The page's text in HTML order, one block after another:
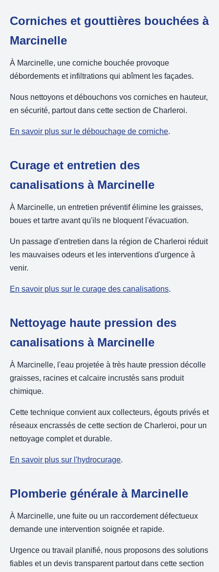
Corniches et gouttières bouchées à
Marcinelle
À Marcinelle, une corniche bouchée provoque
débordements et infiltrations qui abîment les façades.
Nous nettoyons et débouchons vos corniches en hauteur,
en sécurité, partout dans cette section de Charleroi.
En savoir plus sur le débouchage de corniche.
Curage et entretien des
canalisations à Marcinelle
À Marcinelle, un entretien préventif élimine les graisses,
boues et tartre avant qu'ils ne bloquent l'évacuation.
Un passage d'entretien dans la région de Charleroi réduit
les mauvaises odeurs et les interventions d'urgence à
venir.
En savoir plus sur le curage des canalisations.
Nettoyage haute pression des
canalisations à Marcinelle
À Marcinelle, l'eau projetée à très haute pression décolle
graisses, racines et calcaire incrustés sans produit
chimique.
Cette technique convient aux collecteurs, égouts privés et
réseaux encrassés de cette section de Charleroi, pour un
nettoyage complet et durable.
En savoir plus sur l'hydrocurage.
Plomberie générale à Marcinelle
À Marcinelle, une fuite ou un raccordement défectueux
demande une intervention soignée et rapide.
Urgence ou travail planifié, nous proposons des solutions
fiables et un devis transparent partout dans cette section